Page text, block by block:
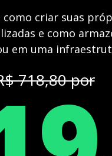
como criar suas
e como
em uma
718,80 por